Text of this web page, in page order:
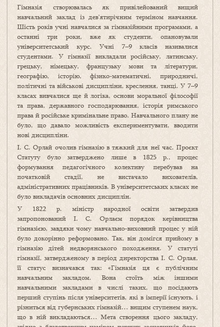
Гімназія створювалась як привілейований вищий
навчальний заклад із дев’ятирічним терміном навчання.
Шість років учні навчалися за гімназійними програмами, а
останні три роки, вже як студенти, опановували
університетський курс. Учні 7–9 класів називалися
студентами. У гімназії викладали російську, латинську,
грецьку, німецьку, французьку мови та літератури,
географію, історію, фізико-математичні, природничі,
політичні та військові дисципліни, креслення, танці. У 7–9
класах вивчалися ще й логіка, основи моральної філософії
та права, державного господарювання, історія римського
права й російське кримінальне право. Навчального плану не
було, що давало можливість експериментувати, вводити
нові дисципліни.
І. С. Орлай очолив гімназію в тяжкий для неї час. Проєкт
Статуту було затверджено лише в 1825 р., процес
формування педагогічного колективу перебував на
початковій стадії, не вистачало вихователів,
адміністративних працівників. В університетських класах не
було викладачів основних дисциплін.
У 1822 р. міністр народної освіти затвердив
запропонований І. С. Орлаєм порядок керівництва
гімназією, завдяки чому навчально‑виховний процес у ній
було докорінно реформовано. Так, він домігся прийому в
гімназію дітей недворянського походження. У статуті
гімназії, затвердженому в період директорства І. С. Орлая,
її статус визначався так: «Гімназія ця є публічним
навчальним закладом. Вона стоїть між іншими
навчальними закладами в числі таких, що посідають
перший ступінь після університетів, які в імперії існують, і
різниться від губернських гімназій… вищим ступенем наук,
що в ній викладаються… Мета створення цього закладу,